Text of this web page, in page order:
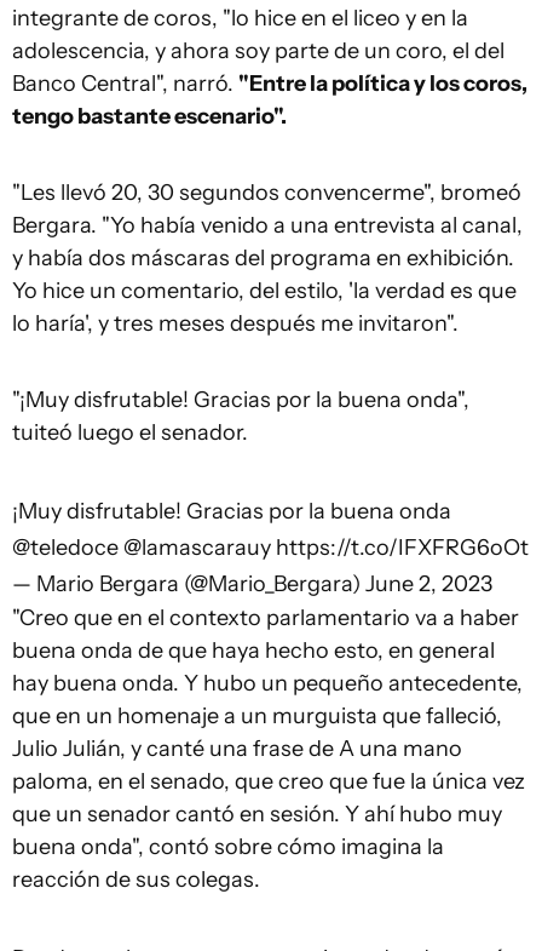
integrante de coros, "lo hice en el liceo y en la
adolescencia, y ahora soy parte de un coro, el del
Banco Central", narró. "Entre la política y los coros,
tengo bastante escenario".
"Les llevó 20, 30 segundos convencerme", bromeó
Bergara. "Yo había venido a una entrevista al canal,
y había dos máscaras del programa en exhibición.
Yo hice un comentario, del estilo, 'la verdad es que
lo haría', y tres meses después me invitaron".
"¡Muy disfrutable! Gracias por la buena onda",
tuiteó luego el senador.
¡Muy disfrutable! Gracias por la buena onda
@teledoce @lamascarauy https://t.co/IFXFRG6oOt
— Mario Bergara (@Mario_Bergara) June 2, 2023
"Creo que en el contexto parlamentario va a haber
buena onda de que haya hecho esto, en general
hay buena onda. Y hubo un pequeño antecedente,
que en un homenaje a un murguista que falleció,
Julio Julián, y canté una frase de A una mano
paloma, en el senado, que creo que fue la única vez
que un senador cantó en sesión. Y ahí hubo muy
buena onda", contó sobre cómo imagina la
reacción de sus colegas.